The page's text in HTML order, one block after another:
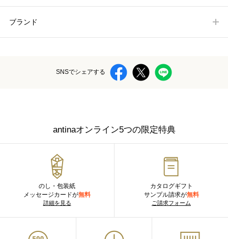
ブランド
SNSでシェアする
antinaオンライン5つの限定特典
のし・包装紙
メッセージカードが無料
詳細を見る
カタログギフト
サンプル請求が無料
ご請求フォーム